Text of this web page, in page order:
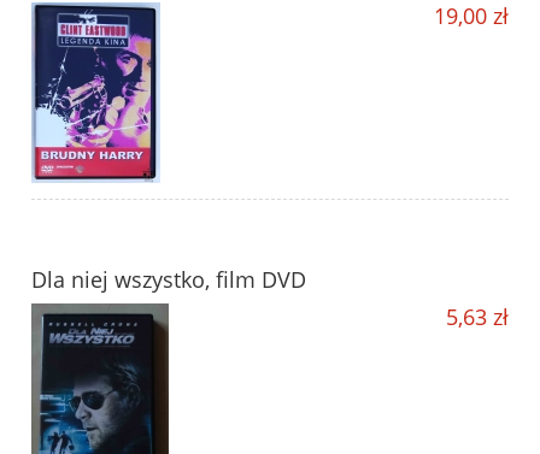
19,00 zł
Dla niej wszystko, film DVD
5,63 zł